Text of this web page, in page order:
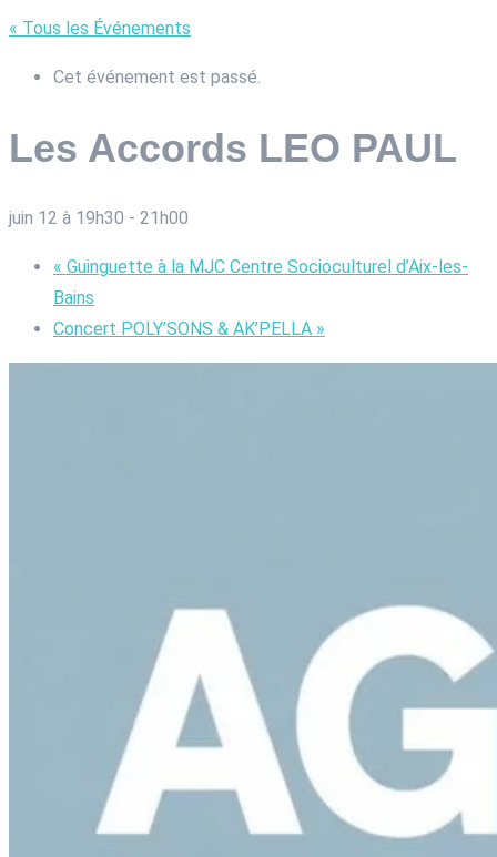
« Tous les Événements
Cet événement est passé.
Les Accords LEO PAUL
juin 12 à 19h30 - 21h00
« Guinguette à la MJC Centre Socioculturel d’Aix-les-
Bains
Concert POLY’SONS & AK’PELLA »